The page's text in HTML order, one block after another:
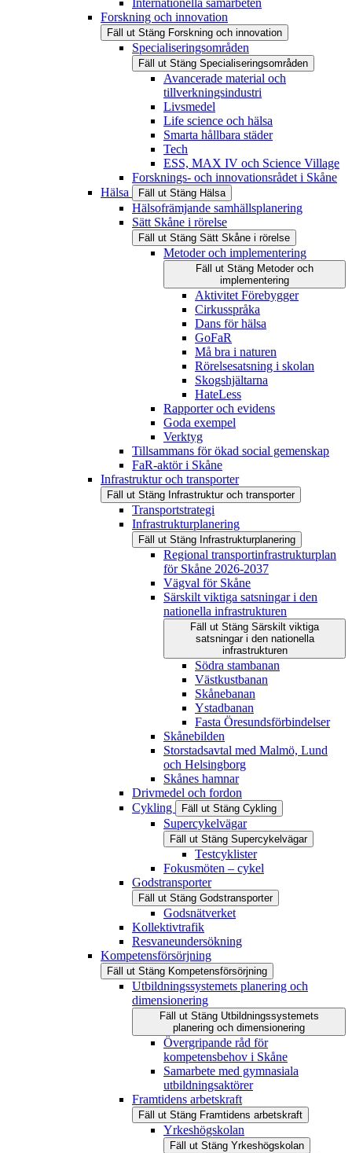
Internationella samarbeten
Forskning och innovation
Fäll ut Stäng Forskning och innovation
Specialiseringsområden
Fäll ut Stäng Specialiseringsområden
Avancerade material och
tillverkningsindustri
Livsmedel
Life science och hälsa
Smarta hållbara städer
Tech
ESS, MAX IV och Science Village
Forsknings- och innovationsrådet i Skåne
Hälsa
Fäll ut Stäng Hälsa
Hälsofrämjande samhällsplanering
Sätt Skåne i rörelse
Fäll ut Stäng Sätt Skåne i rörelse
Metoder och implementering
Fäll ut Stäng Metoder och
implementering
Aktivitet Förebygger
Cirkusspråka
Dans för hälsa
GoFaR
Må bra i naturen
Rörelsesatsning i skolan
Skogshjältarna
HateLess
Rapporter och evidens
Goda exempel
Verktyg
Tillsammans för ökad social gemenskap
FaR-aktör i Skåne
Infrastruktur och transporter
Fäll ut Stäng Infrastruktur och transporter
Transportstrategi
Infrastrukturplanering
Fäll ut Stäng Infrastrukturplanering
Regional transportinfrastrukturplan
för Skåne 2026-2037
Vägval för Skåne
Särskilt viktiga satsningar i den
nationella infrastrukturen
Fäll ut Stäng Särskilt viktiga
satsningar i den nationella
infrastrukturen
Södra stambanan
Västkustbanan
Skånebanan
Ystadbanan
Fasta Öresundsförbindelser
Skånebilden
Storstadsavtal med Malmö, Lund
och Helsingborg
Skånes hamnar
Drivmedel och fordon
Cykling
Fäll ut Stäng Cykling
Supercykelvägar
Fäll ut Stäng Supercykelvägar
Testcyklister
Fokusmöten – cykel
Godstransporter
Fäll ut Stäng Godstransporter
Godsnätverket
Kollektivtrafik
Resvaneundersökning
Kompetensförsörjning
Fäll ut Stäng Kompetensförsörjning
Utbildningssystemets planering och
dimensionering
Fäll ut Stäng Utbildningssystemets
planering och dimensionering
Övergripande råd för
kompetensbehov i Skåne
Samarbete med gymnasiala
utbildningsaktörer
Framtidens arbetskraft
Fäll ut Stäng Framtidens arbetskraft
Yrkeshögskolan
Fäll ut Stäng Yrkeshögskolan